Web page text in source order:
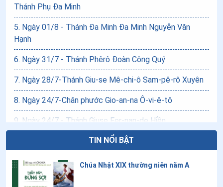
Thánh Phụ Đa Minh
5. Ngày 01/8 - Thánh Đa Minh Đa Minh Nguyễn Văn
Hạnh
6. Ngày 31/7 - Thánh Phêrô Đoàn Công Quý
7. Ngày 28/7-Thánh Giu-se Mê-chi-ô Sam-pê-rô Xuyên
8. Ngày 24/7-Chân phước Gio-an-na Ô-vi-ê-tô
9 Ngày 24/7 - Thánh Giuse Fer-nan-de Hiền
Ngày 20/7-Thánh Giu-se Ma-ri-a Di-az San-ju-ro An
11 .Ngày 18/7-Chân phước Ba-tô-lô-mê-ô Phê-nan-đê
.Ngày 17/7 - Chân phước Xét-Lao
TIN NỔI BẬT
Chúa Nhật XIX thường niên năm A